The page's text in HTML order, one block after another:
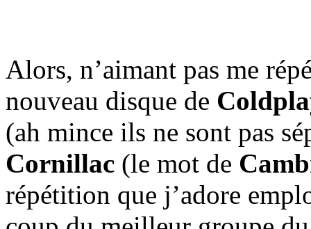
Alors, n’aimant pas me
nouveau disque de
(ah mince ils ne sont pas
Cornillac (le mot de
répétition que j’adore